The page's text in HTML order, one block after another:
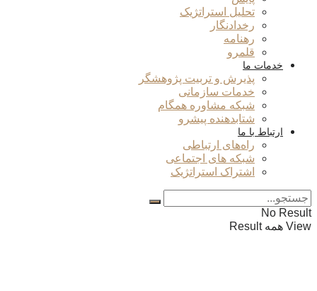
تحلیل استراتژیک
رخدادنگار
رهنامه
قلمرو
خدمات ما
پذیرش و تربیت پژوهشگر
خدمات سازمانی
شبکه مشاوره همگام
شتابدهنده پیشرو
ارتباط با ما
راه‌های ارتباطی
شبکه های اجتماعی
اشتراک استراتژیک
No Result
View همه Result